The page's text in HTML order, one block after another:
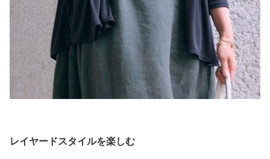
レイヤードスタイルを楽しむ